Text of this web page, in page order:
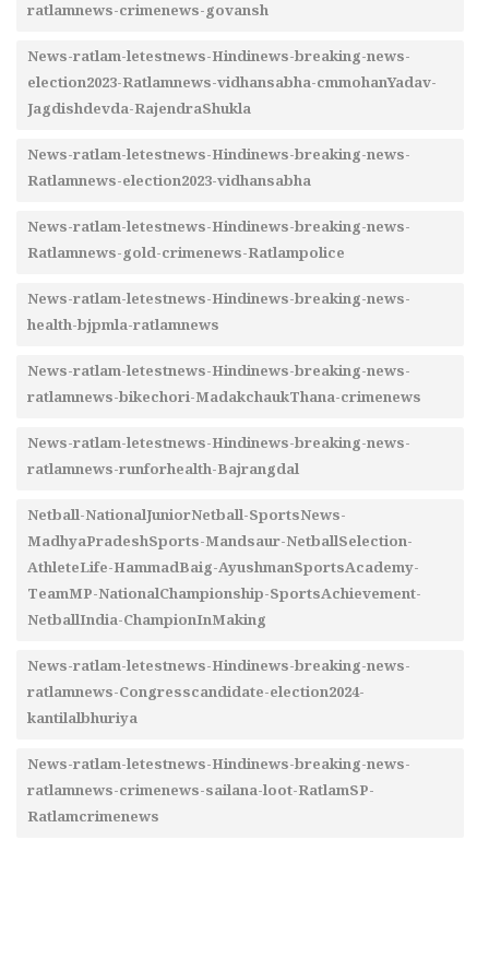
ratlamnews-crimenews-govansh
News-ratlam-letestnews-Hindinews-breaking-news-
election2023-Ratlamnews-vidhansabha-cmmohanYadav-
Jagdishdevda-RajendraShukla
News-ratlam-letestnews-Hindinews-breaking-news-
Ratlamnews-election2023-vidhansabha
News-ratlam-letestnews-Hindinews-breaking-news-
Ratlamnews-gold-crimenews-Ratlampolice
News-ratlam-letestnews-Hindinews-breaking-news-
health-bjpmla-ratlamnews
News-ratlam-letestnews-Hindinews-breaking-news-
ratlamnews-bikechori-MadakchaukThana-crimenews
News-ratlam-letestnews-Hindinews-breaking-news-
ratlamnews-runforhealth-Bajrangdal
Netball-NationalJuniorNetball-SportsNews-
MadhyaPradeshSports-Mandsaur-NetballSelection-
AthleteLife-HammadBaig-AyushmanSportsAcademy-
TeamMP-NationalChampionship-SportsAchievement-
NetballIndia-ChampionInMaking
News-ratlam-letestnews-Hindinews-breaking-news-
ratlamnews-Congresscandidate-election2024-
kantilalbhuriya
News-ratlam-letestnews-Hindinews-breaking-news-
ratlamnews-crimenews-sailana-loot-RatlamSP-
Ratlamcrimenews